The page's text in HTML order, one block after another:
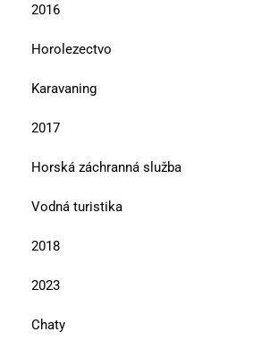
2016
Horolezectvo
Karavaning
2017
Horská záchranná služba
Vodná turistika
2018
2023
Chaty